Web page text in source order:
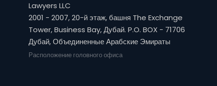
Lawyers LLC
2001 - 2007, 20-й этаж, башня The Exchange
Tower, Business Bay, Дубай. P.O. BOX - 71706
Дубай, Объединенные Арабские Эмираты
Расположение головного офиса